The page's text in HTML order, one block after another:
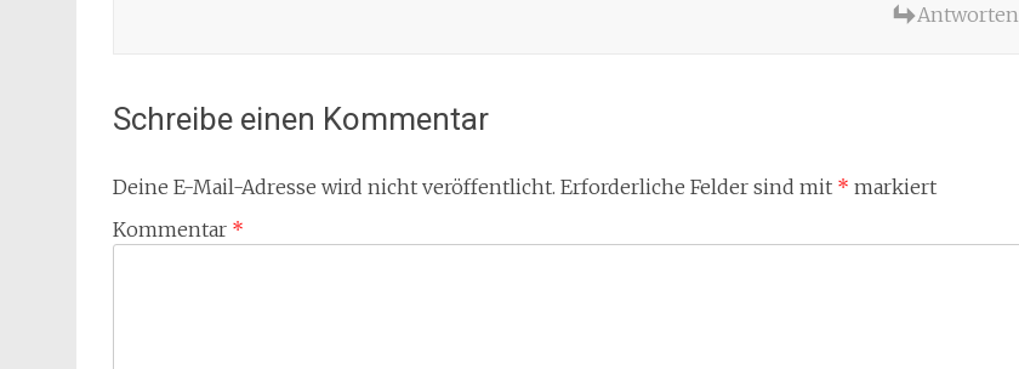
Antworten
Schreibe einen Kommentar
Deine E-Mail-Adresse wird nicht veröffentlicht. Erforderliche Felder sind mit * markiert
Kommentar *